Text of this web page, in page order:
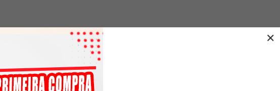
Produtos similares
✕